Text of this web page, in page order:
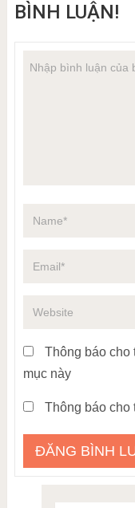
BÌNH LUẬN!
Thông báo cho
mục này
Thông báo cho